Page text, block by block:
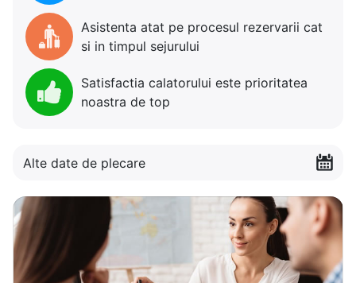
Asistenta atat pe procesul rezervarii cat
si in timpul sejurului
Satisfactia calatorului este prioritatea
noastra de top
Alte date de plecare